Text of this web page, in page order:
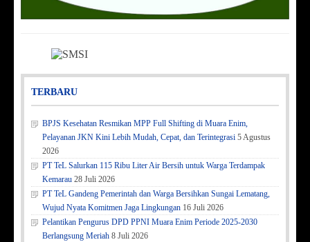
TERBARU
BPJS Kesehatan Resmikan MPP Full Shifting di Muara Enim,
Pelayanan JKN Kini Lebih Mudah, Cepat, dan Terintegrasi 5 Agustus
2026
PT TeL Salurkan 115 Ribu Liter Air Bersih untuk Warga Terdampak
Kemarau 28 Juli 2026
PT TeL Gandeng Pemerintah dan Warga Bersihkan Sungai Lematang,
Wujud Nyata Komitmen Jaga Lingkungan 16 Juli 2026
Pelantikan Pengurus DPD PPNI Muara Enim Periode 2025-2030
Berlangsung Meriah 8 Juli 2026